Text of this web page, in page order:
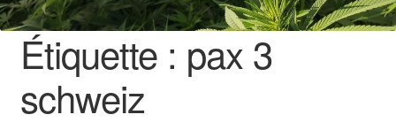
Huile de CBD
Boutures de CBD
Brands
Étiquette : pax 3
schweiz